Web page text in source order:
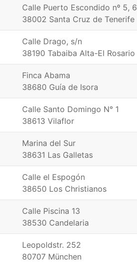
Calle Puerto Escondido nº 5, 6
38002 Santa Cruz de Tenerife
Calle Drago, s/n
38190 Tabaiba Alta-El Rosario
Finca Abama
38680 Guía de Isora
Calle Santo Domingo N° 1
38613 Vilaflor
Marina del Sur
38631 Las Galletas
Calle el Espogón
38650 Los Christianos
Calle Piscina 13
38530 Candelaria
Leopoldstr. 252
80707 München